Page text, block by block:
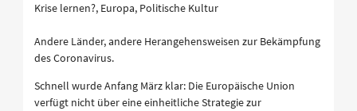
Krise lernen?, Europa, Politische Kultur
Andere Länder, andere Herangehensweisen zur Bekämpfung
des Coronavirus.
Schnell wurde Anfang März klar: Die Europäische Union
verfügt nicht über eine einheitliche Strategie zur